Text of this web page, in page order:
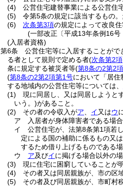
(4)
公営住宅建替事業による公営住
(5)
令第5条の規定に該当するもの。
(6)
次条第3項の規定によって改良住
(一部改正〔平成13年条例16
(入居者資格)
第6条
公営住宅等に入居することがで
る者として規則で定める者(次条第2項
条に規定する被災者等(第8条の2第2
(第8条の2第2項第1号において「居住
する地域内の公営住宅等については、
(1)
現に同居し、又は同居しようと
いう。)があること。
(2)
その者の令収入がア イ 又はウ
ア
入居者が身体障害者である場
イ
公営住宅が、法第8条第1項若
定による国の補助に係るもの又
するため借り上げるものである
ウ
ア及びイに掲げる場合以外の
(3)
現に住宅に困窮していることが
(4)
その者又は同居親族が、市の区
(5)
その者及び同居親族が、市町村